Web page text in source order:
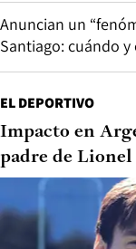
Anuncian un
Santiago: cuándo
EL DEPORTIVO
Impacto en
padre de Lionel